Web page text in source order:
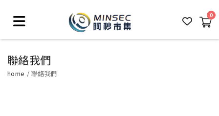
0
聯絡我們
home 聯絡我們